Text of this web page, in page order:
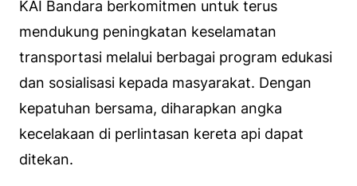
KAI Bandara berkomitmen untuk terus
mendukung peningkatan keselamatan
transportasi melalui berbagai program edukasi
dan sosialisasi kepada masyarakat. Dengan
kepatuhan bersama, diharapkan angka
kecelakaan di perlintasan kereta api dapat
ditekan.